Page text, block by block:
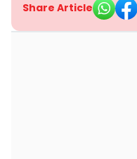
Share Article